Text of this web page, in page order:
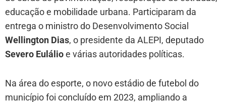
educação e mobilidade urbana. Participaram da
entrega o ministro do Desenvolvimento Social
Wellington Dias, o presidente da ALEPI, deputado
Severo Eulálioe várias autoridades políticas.
Na área do esporte, o novo estádio de futebol do
município foi concluído em 2023, ampliando a